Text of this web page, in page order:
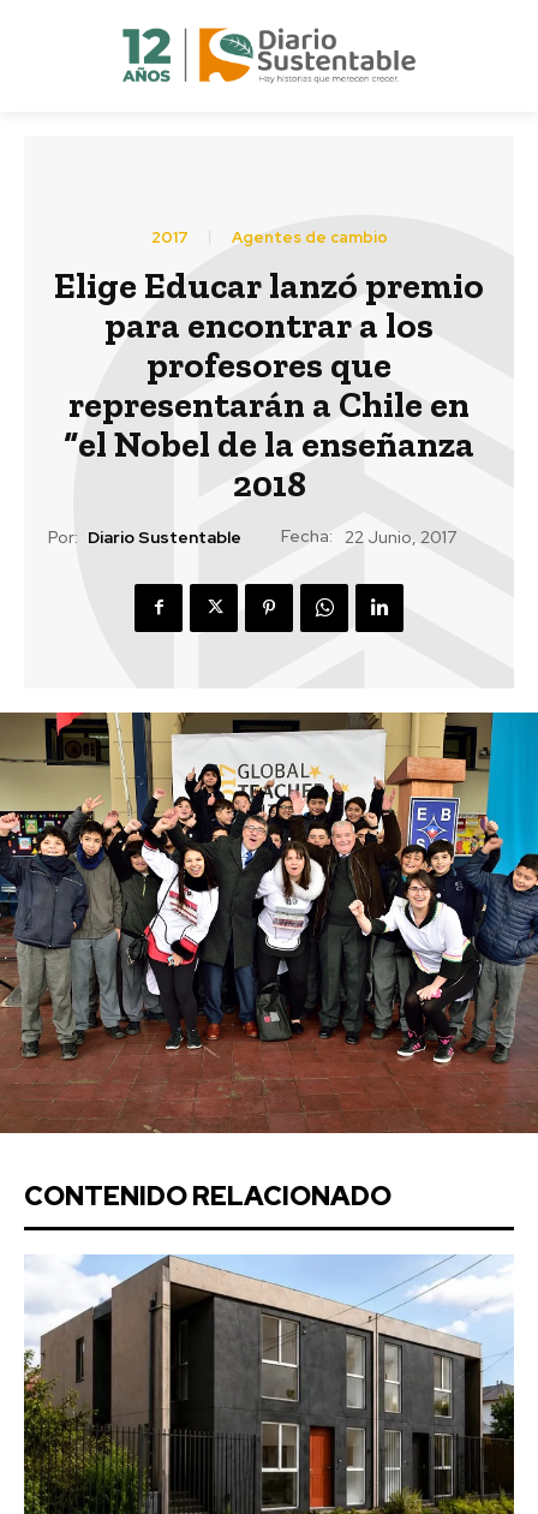
2017 Agentes de cambio
Elige Educar lanzó premio
para encontrar a los
profesores que
representarán a Chile en
“el Nobel de la enseñanza
2018
Por: Diario Sustentable Fecha: 22 Junio, 2017
CONTENIDO RELACIONADO